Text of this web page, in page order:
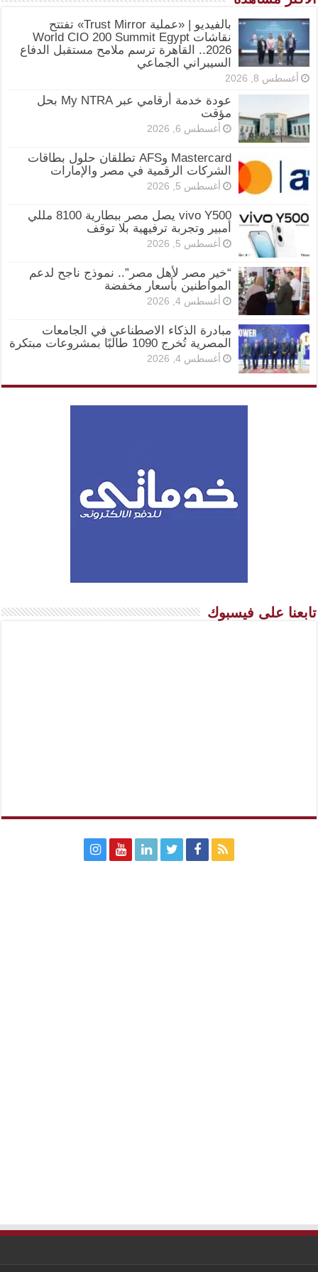
بالفيديو | «عملية Trust Mirror» تفتتح
نقاشات World CIO 200 Summit Egypt
2026.. القاهرة ترسم ملامح مستقبل الدفاع
السيبراني الجماعي
أغسطس 8, 2026
عودة خدمة أرقامي عبر My NTRA بحل
مؤقت
أغسطس 6, 2026
Mastercard وAFS تطلقان حلول بطاقات
الشركات الرقمية في مصر والإمارات
أغسطس 5, 2026
vivo Y500 يصل مصر ببطارية 8100 مللي
أمبير وتجربة ترفيهية بلا توقف
أغسطس 5, 2026
“خير مصر لأهل مصر”.. نموذج ناجح لدعم
المواطنين بأسعار مخفضة
أغسطس 4, 2026
مبادرة الذكاء الاصطناعي في الجامعات
المصرية تُخرج 1090 طالبًا بمشروعات مبتكرة
أغسطس 4, 2026
تابعنا على فيسبوك